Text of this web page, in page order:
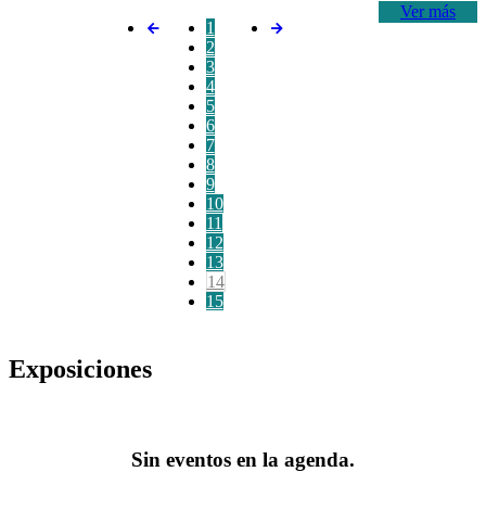
Ver más
1
2
3
4
5
6
7
8
9
10
11
12
13
14
15
Exposiciones
Sin eventos en la agenda.